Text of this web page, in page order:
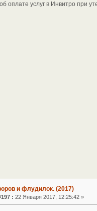
оплате услуг в Инвитро при
и флудилок. (2017)
: 22 Января 2017, 12:25:42 »